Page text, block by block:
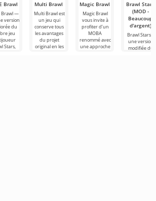
Brawl
Brawl —
version
du
jeu
Stars,
Multi Brawl
Multi Brawl est
un jeu qui
conserve tous
les avantages
du projet
original en les
Magic Brawl
Magic Brawl
vous invite à
profiter d’un
MOBA
renommé avec
une approche
Brawl Stars
(MOD -
Beaucoup
d'argent)
Brawl Stars –
une version
modifiée du